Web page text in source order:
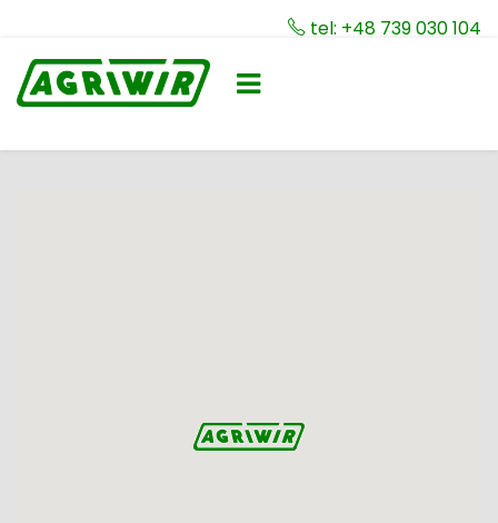
tel: +48 739 030 104
Toggle
navigation
☰